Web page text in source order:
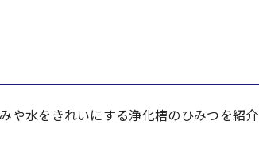
や水をきれいにする浄化槽のひみつを紹